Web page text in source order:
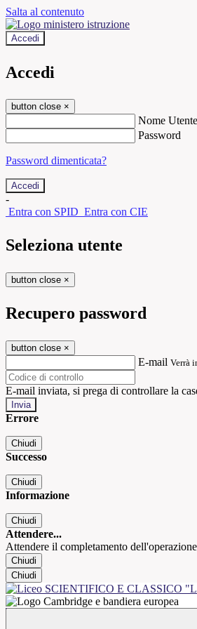
Salta al contenuto
Accedi
Accedi
button close ×
Nome Utente
Password
Password dimenticata?
-
Entra con SPID Entra con CIE
Seleziona utente
button close ×
Recupero password
button close ×
E-mail Verrà
E-mail inviata, si prega di controllare la
Errore
Chiudi
Successo
Chiudi
Informazione
Chiudi
Attendere...
Attendere il completamento
Chiudi
Chiudi